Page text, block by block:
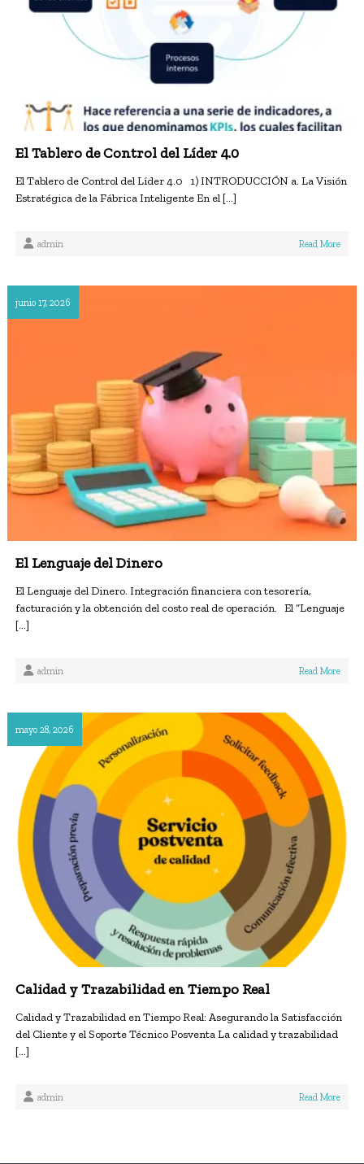
El Tablero de Control del Líder 4.0
El Tablero de Control del Líder 4.0 1) INTRODUCCIÓN a. La Visión
Estratégica de la Fábrica Inteligente En el […]
admin Read More
junio 17, 2026
El Lenguaje del Dinero
El Lenguaje del Dinero. Integración financiera con tesorería,
facturación y la obtención del costo real de operación. El “Lenguaje
[…]
admin Read More
mayo 28, 2026
Calidad y Trazabilidad en Tiempo Real
Calidad y Trazabilidad en Tiempo Real: Asegurando la Satisfacción
del Cliente y el Soporte Técnico Posventa La calidad y trazabilidad
[…]
admin Read More